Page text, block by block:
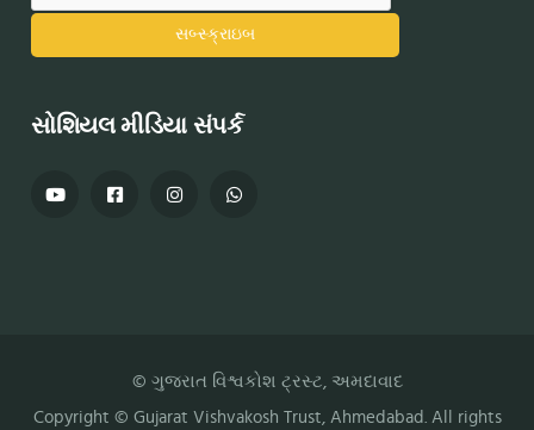
સોશિયલ મીડિયા સંપર્ક
© ગુજરાત વિશ્વકોશ ટ્રસ્ટ, અમદાવાદ
Copyright © Gujarat Vishvakosh Trust, Ahmedabad. All rights